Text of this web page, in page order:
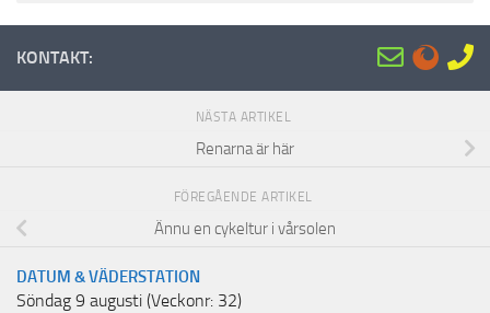
KONTAKT:
NÄSTA ARTIKEL
Renarna är här
FÖREGÅENDE ARTIKEL
Ännu en cykeltur i vårsolen
DATUM & VÄDERSTATION
Söndag 9 augusti (Veckonr: 32)